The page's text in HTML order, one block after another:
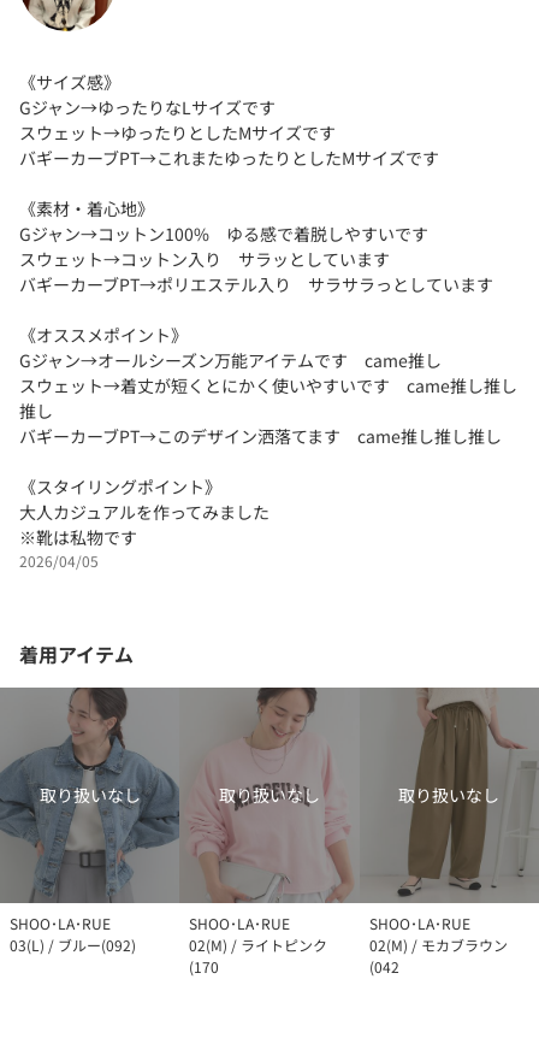
《サイズ感》
Gジャン→ゆったりなLサイズです
スウェット→ゆったりとしたMサイズです
バギーカーブPT→これまたゆったりとしたMサイズです
《素材・着心地》
Gジャン→コットン100% ゆる感で着脱しやすいです
スウェット→コットン入り サラッとしています
バギーカーブPT→ポリエステル入り サラサラっとしています
《オススメポイント》
Gジャン→オールシーズン万能アイテムです came推し
スウェット→着丈が短くとにかく使いやすいです came推し推し
推し
バギーカーブPT→このデザイン洒落てます came推し推し推し
《スタイリングポイント》
大人カジュアルを作ってみました
※靴は私物です
2026/04/05
着用アイテム
取り扱いなし
SHOO･LA･RUE
03(L) / ブルー(092)
取り扱いなし
SHOO･LA･RUE
02(M) / ライトピンク
(170
取り扱いなし
SHOO･LA･RUE
02(M) / モカブラウン
(042